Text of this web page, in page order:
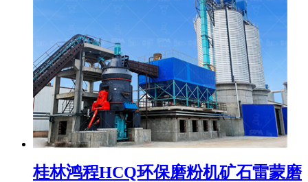
桂林鸿程HCQ环保磨粉机矿石雷蒙磨